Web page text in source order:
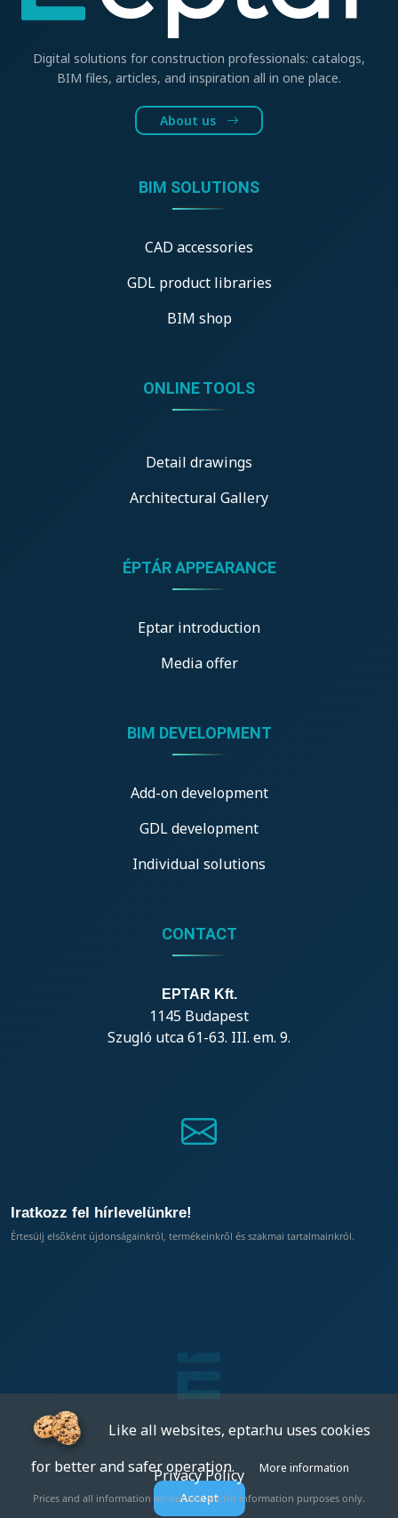
Digital solutions for construction professionals: catalogs,
BIM files, articles, and inspiration all in one place.
About us
BIM SOLUTIONS
CAD accessories
GDL product libraries
BIM shop
ONLINE TOOLS
Detail drawings
Architectural Gallery
ÉPTÁR APPEARANCE
Eptar introduction
Media offer
BIM DEVELOPMENT
Add-on development
GDL development
Individual solutions
CONTACT
EPTAR Kft.
1145 Budapest
Szugló utca 61-63. III. em. 9.
Iratkozz fel hírlevelünkre!
Értesülj elsőként újdonságainkról, termékeinkről és szakmai tartalmainkról.
Privacy Policy
Prices and all information on our site are for information purposes only.
Like all websites, eptar.hu uses cookies
for better and safer operation.
More information
Accept